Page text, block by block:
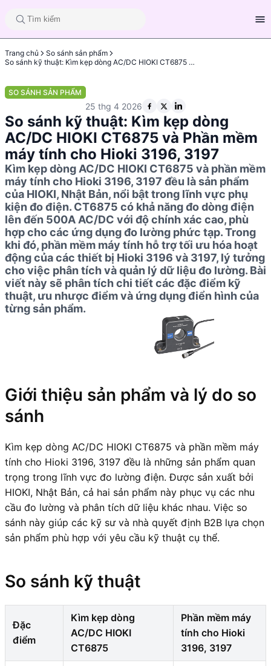
Trang chủ
So sánh sản phẩm
So sánh kỹ thuật: Kìm kẹp dòng AC/DC HIOKI CT6875 và Phần mềm máy tính cho Hioki 3196, 3197
SO SÁNH SẢN PHẨM
25 thg 4 2026
So sánh kỹ thuật: Kìm kẹp dòng
AC/DC HIOKI CT6875 và Phần mềm
máy tính cho Hioki 3196, 3197
Kìm kẹp dòng AC/DC HIOKI CT6875 và phần mềm
máy tính cho Hioki 3196, 3197 đều là sản phẩm
của HIOKI, Nhật Bản, nổi bật trong lĩnh vực phụ
kiện đo điện. CT6875 có khả năng đo dòng điện
lên đến 500A AC/DC với độ chính xác cao, phù
hợp cho các ứng dụng đo lường phức tạp. Trong
khi đó, phần mềm máy tính hỗ trợ tối ưu hóa hoạt
động của các thiết bị Hioki 3196 và 3197, lý tưởng
cho việc phân tích và quản lý dữ liệu đo lường. Bài
viết này sẽ phân tích chi tiết các đặc điểm kỹ
thuật, ưu nhược điểm và ứng dụng điển hình của
từng sản phẩm.
Giới thiệu sản phẩm và lý do so
sánh
Kìm kẹp dòng AC/DC HIOKI CT6875 và phần mềm máy
tính cho Hioki 3196, 3197 đều là những sản phẩm quan
trọng trong lĩnh vực đo lường điện. Được sản xuất bởi
HIOKI, Nhật Bản, cả hai sản phẩm này phục vụ các nhu
cầu đo lường và phân tích dữ liệu khác nhau. Việc so
sánh này giúp các kỹ sư và nhà quyết định B2B lựa chọn
sản phẩm phù hợp với yêu cầu kỹ thuật cụ thể.
So sánh kỹ thuật
Đặc
điểm
Kìm kẹp dòng
AC/DC HIOKI
CT6875
Phần mềm máy
tính cho Hioki
3196, 3197